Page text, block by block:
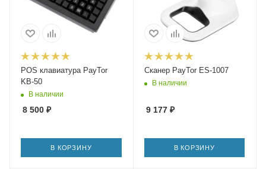
POS клавиатура PayTor
KB-50
В наличии
8 500 ₽
В КОРЗИНУ
Сканер PayTor ES-1007
В наличии
9 177₽
В КОРЗИНУ